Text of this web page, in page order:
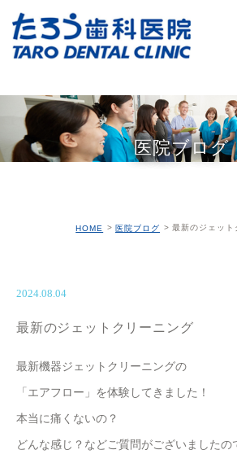
医院ブログ
HOME 医院ブログ 最新のジェット
2024.08.04
最新のジェットクリーニング
最新機器ジェットクリーニングの
「エアフロー」を体験してきました！
本当に痛くないの？
どんな感じ？などご質問がございましたの